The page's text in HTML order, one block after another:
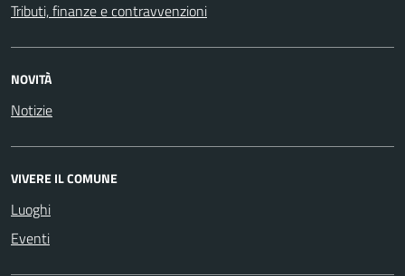
Tributi, finanze e contravvenzioni
NOVITÀ
Notizie
VIVERE IL COMUNE
Luoghi
Eventi